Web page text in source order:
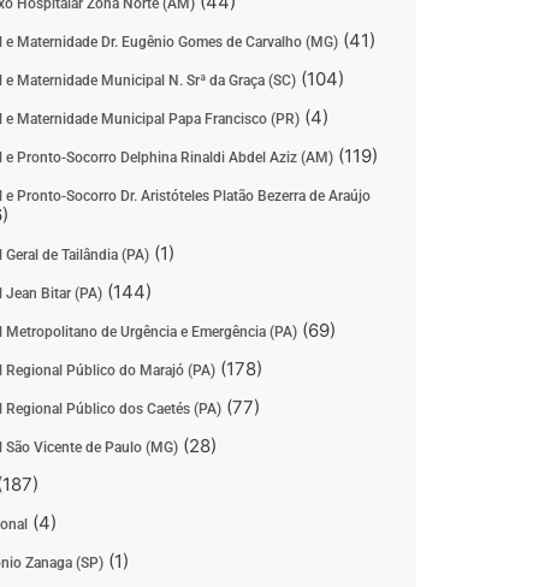
Hospitalar Zona Norte (AM)
Maternidade Dr. Eugênio Gomes de Carvalho (MG)(41)
Maternidade Municipal N. Srª da Graça (SC)(104)
e Maternidade Municipal Papa Francisco (PR)(4)
e Pronto-Socorro Delphina Rinaldi Abdel Aziz (AM)(119)
e Pronto-Socorro Dr. Aristóteles Platão Bezerra de Araújo
de Tailândia (PA)(1)
Jean Bitar (PA)(144)
Metropolitano de Urgência e Emergência (PA)(69)
Regional Público do Marajó (PA)(178)
Regional Público dos Caetés (PA)(77)
São Vicente de Paulo (MG)(28)
(4)
Zanaga (SP)(1)